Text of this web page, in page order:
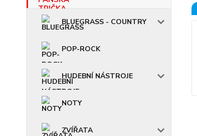
BLUEGRASS - COUNTRY
POP-ROCK
HUDEBNÍ NÁSTROJE
NOTY
ZVÍŘATA